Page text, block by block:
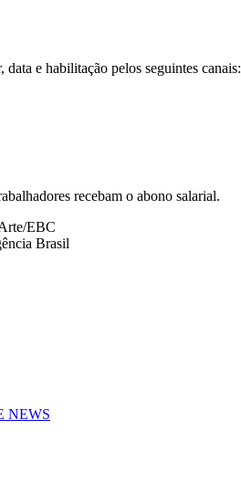
e habilitação pelos seguintes canais:
recebam o abono salarial.
EBC
Brasil